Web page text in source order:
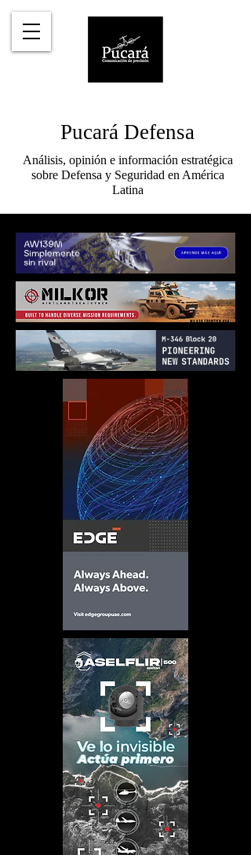
Pucará Defensa
Análisis, opinión e información estratégica
sobre Defensa y Seguridad en América
Latina